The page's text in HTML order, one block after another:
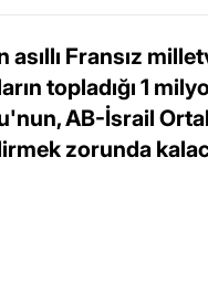
Fransız
topladığı 1
AB-İsrail
zorunda